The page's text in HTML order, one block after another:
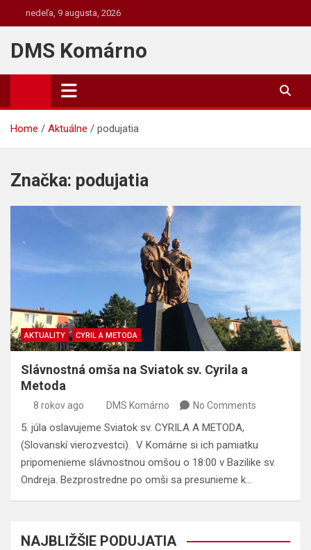
to
content
nedeľa, 9 augusta, 2026
DMS Komárno
Home Aktuálne podujatia
Značka: podujatia
AKTUALITY CYRIL A METODA
Slávnostná omša na Sviatok sv. Cyrila a
Metoda
8 rokov ago DMS Komárno No Comments
5. júla oslavujeme Sviatok sv. CYRILA A METODA,
(Slovanskí vierozvestci). V Komárne si ich pamiatku
pripomenieme slávnostnou omšou o 18:00 v Bazilike sv.
Ondreja. Bezprostredne po omši sa presunieme k…
NAJBLIŽŠIE PODUJATIA